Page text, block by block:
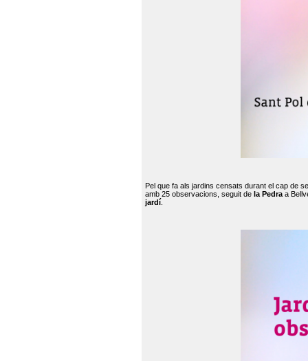
Pel que fa als jardins censats durant el cap de
amb 25 observacions, seguit de la Pedra a
jardí